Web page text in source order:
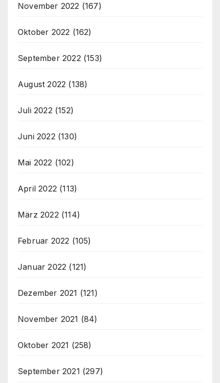
November 2022 (167)
Oktober 2022 (162)
September 2022 (153)
August 2022 (138)
Juli 2022 (152)
Juni 2022 (130)
Mai 2022 (102)
April 2022 (113)
März 2022 (114)
Februar 2022 (105)
Januar 2022 (121)
Dezember 2021 (121)
November 2021 (84)
Oktober 2021 (258)
September 2021 (297)